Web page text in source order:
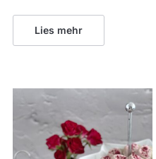
Lies mehr